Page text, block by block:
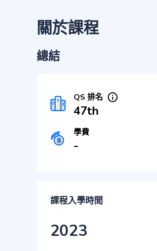
關於課程
總結
QS 排名
47th
學費
-
課程入學時間
2023